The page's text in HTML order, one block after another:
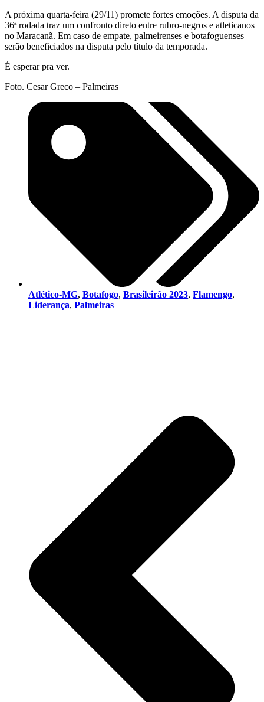
A próxima quarta-feira (29/11) promete fortes emoções. A disputa da
36ª rodada traz um confronto direto entre rubro-negros e atleticanos
no Maracanã. Em caso de empate, palmeirenses e botafoguenses
serão beneficiados na disputa pelo título da temporada.
É esperar pra ver.
Foto. Cesar Greco – Palmeiras
Atlético-MG, Botafogo, Brasileirão 2023, Flamengo,
Liderança, Palmeiras